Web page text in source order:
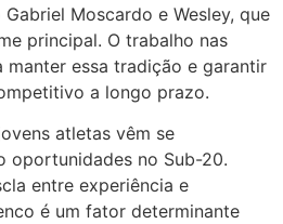
Moscardo e Wesley, que
principal. O trabalho nas
manter essa tradição e garantir
a longo prazo.
atletas vêm se
oportunidades no Sub-20.
entre experiência e
é um fator determinante